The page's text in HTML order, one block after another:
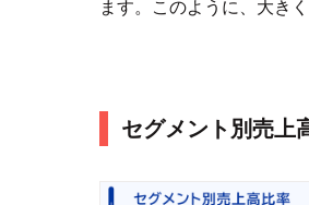
ます。このように、大き
セグメント別売上